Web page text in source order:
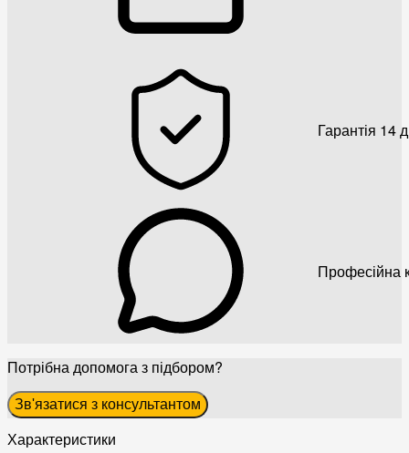
Гарантія 14
Професійна
Потрібна допомога з підбором?
Зв'язатися з консультантом
Характеристики